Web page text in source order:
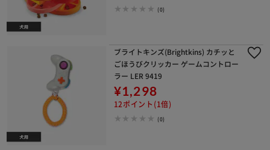
(0)
ブライトキンズ(Brightkins) カチッと
ごほうびクリッカー ゲームコントロー
ラー LER 9419
¥1,298
12ポイント(1倍)
(0)